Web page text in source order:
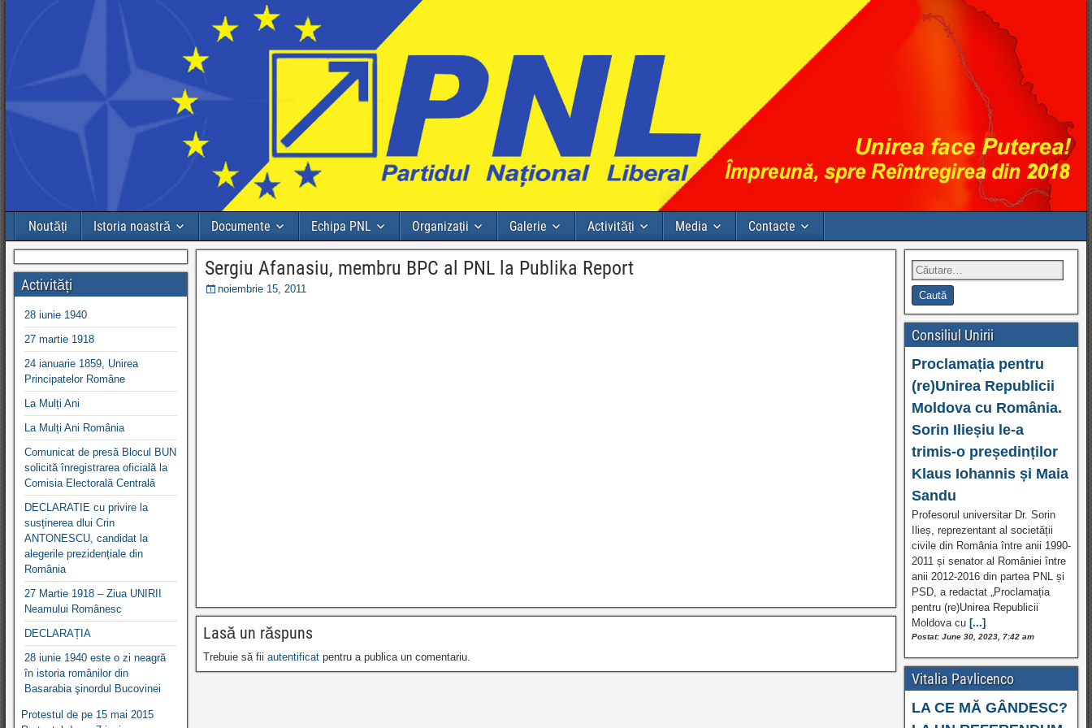
Noutăți Istoria noastră Documente Echipa PNL Organizații Galerie Activități Media Contacte
Sergiu Afanasiu, membru BPC al PNL la Publika Report
noiembrie 15, 2011
Lasă un răspuns
Trebuie să fiiautentificat pentru a publica un comentariu.
Activități
28 iunie 1940
27 martie 1918
24 ianuarie 1859, Unirea
Principatelor Române
La Mulți Ani
La Mulți Ani România
Comunicat de presă Blocul BUN
solicită înregistrarea oficială la
Comisia Electorală Centrală
DECLARATIE cu privire la
susținerea dlui Crin
ANTONESCU, candidat la
alegerile prezidențiale din
România
27 Martie 1918 – Ziua UNIRII
Neamului Românesc
DECLARAȚIA
28 iunie 1940 este o zi neagră
în istoria românilor din
Basarabia şinordul Bucovinei
Protestul de pe 15 mai 2015
Consiliul Unirii
Proclamația pentru
(re)Unirea Republicii
Moldova cu România.
Sorin Ilieșiu le-a
trimis-o președinților
Klaus Iohannis și Maia
Sandu
Profesorul universitar Dr. Sorin
Ilieș, reprezentant al societății
civile din România între anii 1990-
2011 și senator al României între
anii 2012-2016 din partea PNL și
PSD, a redactat „Proclamația
pentru (re)Unirea Republicii
Moldova cu [...]
Postat: June 30, 2023, 7:42 am
Vitalia Pavlicenco
LA CE MĂ GÂNDESC?